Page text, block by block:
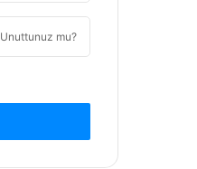
Unuttunuz mu?